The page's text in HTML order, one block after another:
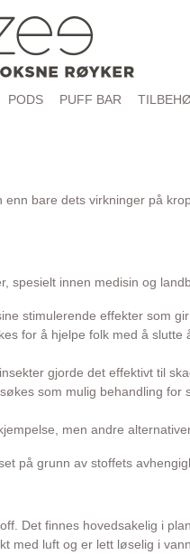
PODS PUFF BAR
bare dets virkninger på
spesielt innen medisin og
stimulerende effekter som
for å hjelpe folk med å
gjorde det effektivt til
som mulig behandling
men andre
på grunn av stoffets
finnes hovedsakelig i
luft og er lett løselig i